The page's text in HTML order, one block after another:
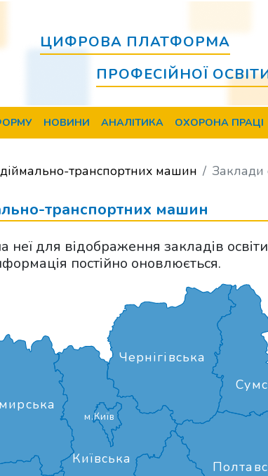
ЦИФРОВА ПЛАТФОРМА
ПРОФЕСІЙНОЇ
НОВИНИ АНАЛІТИКА ОХОРОНА ПРАЦІ
транспортних машин Заклади
транспортних машин
неї для відображення закладів
постійно оновлюється.
Київська
м.Київ
Чернігівська